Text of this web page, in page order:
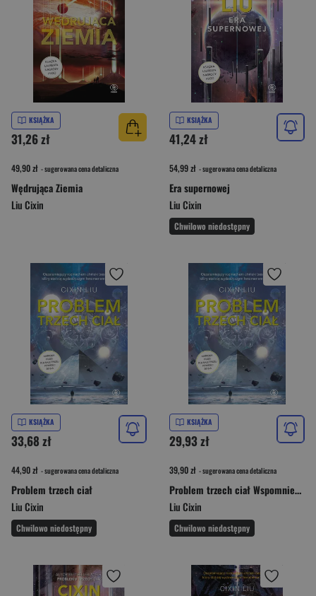
KSIĄŻKA
31,26 zł
49,90 zł - sugerowana cena detaliczna
Wędrująca Ziemia
Liu Cixin
KSIĄŻKA
41,24 zł
54,99 zł - sugerowana cena detaliczna
Era supernowej
Liu Cixin
Chwilowo niedostępny
KSIĄŻKA
33,68 zł
44,90 zł - sugerowana cena detaliczna
Problem trzech ciał
Liu Cixin
Chwilowo niedostępny
KSIĄŻKA
29,93 zł
39,90 zł - sugerowana cena detaliczna
Problem trzech ciał Wspomnienie o przeszłości Ziemi 1
Liu Cixin
Chwilowo niedostępny